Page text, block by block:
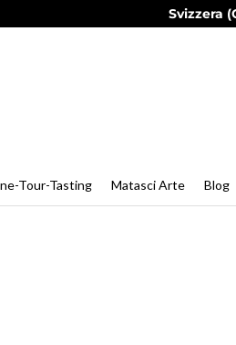
Paese/
Svizzera
Tour-Tasting Matasci Arte Blog